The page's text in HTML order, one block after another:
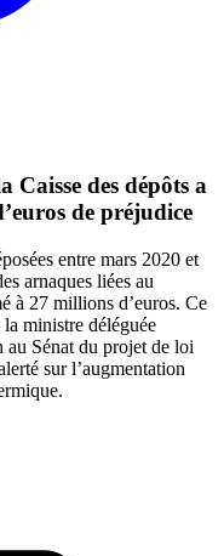
Caisse des dépôts a
de préjudice
entre mars 2020 et
arnaques liées au
à 27 millions d’euros. Ce
ministre déléguée
au Sénat du projet de loi
sur l’augmentation